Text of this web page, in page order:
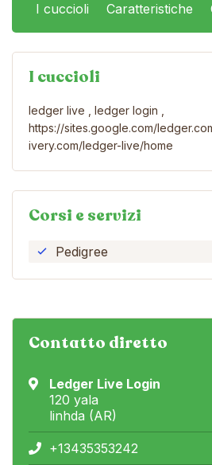
I cuccioli Caratteristiche
I cuccioli
ledger live , ledger login ,
https://sites.google.com/
ivery.com/ledger-live/home
Corsi e servizi
Pedigree
Contatto diretto
Ledger Live Login
120 yala
linhda (AR)
+13435353242